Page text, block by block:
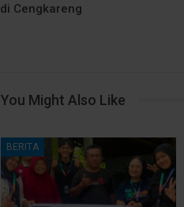
di Cengkareng
You Might Also Like
BERITA